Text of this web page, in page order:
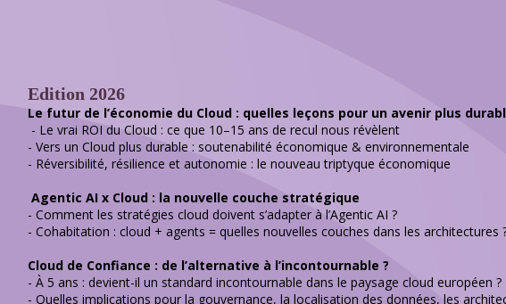
Edition 2026
Le futur de l’économie du Cloud : quelles leçons pour un avenir plus
- Le vrai ROI du Cloud : ce que 10–15 ans de recul nous révèlent
- Vers un Cloud plus durable : soutenabilité économique & environnementale
- Réversibilité, résilience et autonomie : le nouveau triptyque économique
Agentic AI x Cloud : la nouvelle couche stratégique
- Comment les stratégies cloud doivent s’adapter à l’Agentic AI ?
- Cohabitation : cloud + agents = quelles nouvelles couches dans les architectures
Cloud de Confiance : de l’alternative à l’incontournable ?
- À 5 ans : devient-il un standard incontournable dans le paysage cloud européen ?
- Quelles implications pour la gouvernance, la localisation des données, les